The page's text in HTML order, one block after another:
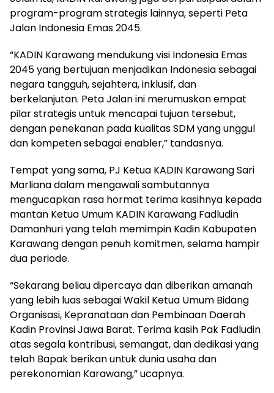
program-program strategis lainnya, seperti Peta
Jalan Indonesia Emas 2045.
“KADIN Karawang mendukung visi Indonesia Emas
2045 yang bertujuan menjadikan Indonesia sebagai
negara tangguh, sejahtera, inklusif, dan
berkelanjutan. Peta Jalan ini merumuskan empat
pilar strategis untuk mencapai tujuan tersebut,
dengan penekanan pada kualitas SDM yang unggul
dan kompeten sebagai enabler,” tandasnya.
Tempat yang sama, PJ Ketua KADIN Karawang Sari
Marliana dalam mengawali sambutannya
mengucapkan rasa hormat terima kasihnya kepada
mantan Ketua Umum KADIN Karawang Fadludin
Damanhuri yang telah memimpin Kadin Kabupaten
Karawang dengan penuh komitmen, selama hampir
dua periode.
“Sekarang beliau dipercaya dan diberikan amanah
yang lebih luas sebagai Wakil Ketua Umum Bidang
Organisasi, Kepranataan dan Pembinaan Daerah
Kadin Provinsi Jawa Barat. Terima kasih Pak Fadludin
atas segala kontribusi, semangat, dan dedikasi yang
telah Bapak berikan untuk dunia usaha dan
perekonomian Karawang,” ucapnya.